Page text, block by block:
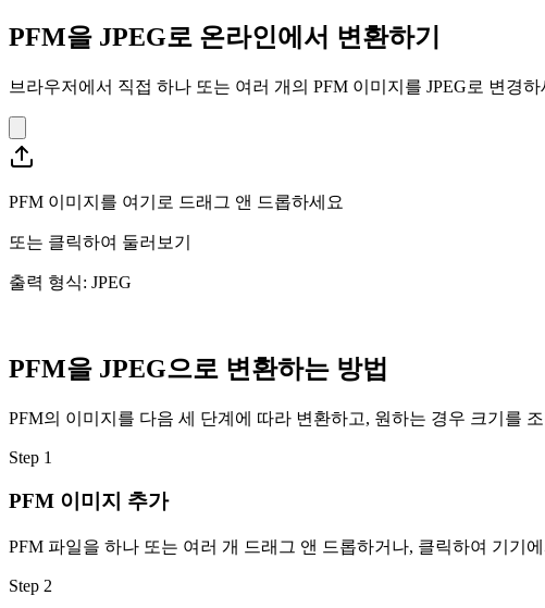
PFM을 JPEG로 온라인에서 변환하기
브라우저에서 직접 하나 또는 여러 개의 PFM 이미지를 JPEG로 변경
PFM 이미지를 여기로 드래그 앤 드롭하세요
또는 클릭하여 둘러보기
출력 형식: JPEG
PFM을 JPEG으로 변환하는 방법
PFM의 이미지를 다음 세 단계에 따라 변환하고, 원하는 경우 크기를
Step 1
PFM 이미지 추가
PFM 파일을 하나 또는 여러 개 드래그 앤 드롭하거나, 클릭하여 기기
Step 2